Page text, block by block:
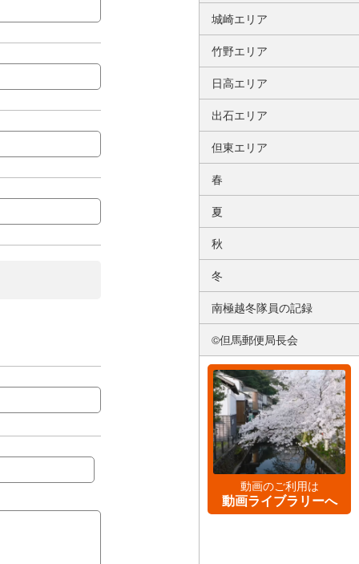
城崎エリア
竹野エリア
日高エリア
出石エリア
但東エリア
春
夏
秋
冬
南極越冬隊員の記録
©但馬郵便局長会
動画のご利用は
動画ライブラリーへ